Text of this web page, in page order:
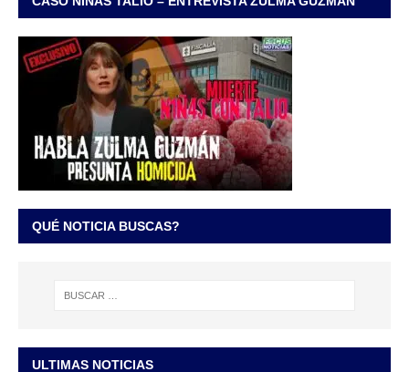
QUÉ NOTICIA BUSCAS?
ULTIMAS NOTICIAS